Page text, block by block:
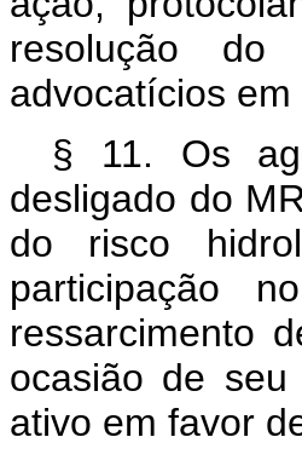
resolução do
advocatícios
§ 11. Os
desligado do
do risco
participação
ressarcimento
ocasião de
ativo em favor